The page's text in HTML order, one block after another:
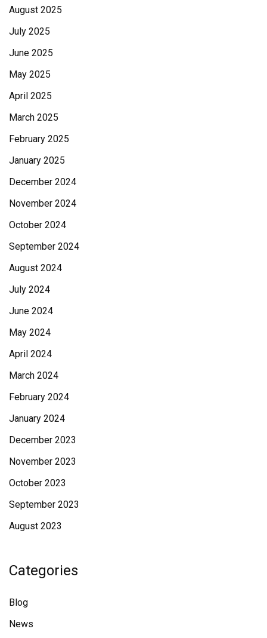
August 2025
July 2025
June 2025
May 2025
April 2025
March 2025
February 2025
January 2025
December 2024
November 2024
October 2024
September 2024
August 2024
July 2024
June 2024
May 2024
April 2024
March 2024
February 2024
January 2024
December 2023
November 2023
October 2023
September 2023
August 2023
Categories
Blog
News